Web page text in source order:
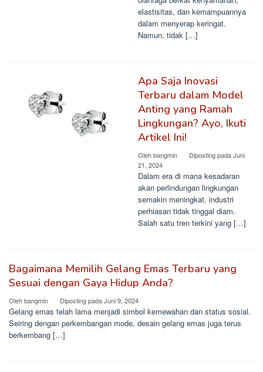
elastisitas, dan kemampuannya
dalam menyerap keringat.
Namun, tidak […]
Apa Saja Inovasi
Terbaru dalam Model
Anting yang Ramah
Lingkungan? Ayo, Ikuti
Artikel Ini!
Olehbangmin Diposting padaJuni
21, 2024
Dalam era di mana kesadaran
akan perlindungan lingkungan
semakin meningkat, industri
perhiasan tidak tinggal diam.
Salah satu tren terkini yang […]
Bagaimana Memilih Gelang Emas Terbaru yang
Sesuai dengan Gaya Hidup Anda?
Olehbangmin Diposting padaJuni 9, 2024
Gelang emas telah lama menjadi simbol kemewahan dan status sosial.
Seiring dengan perkembangan mode, desain gelang emas juga terus
berkembang […]